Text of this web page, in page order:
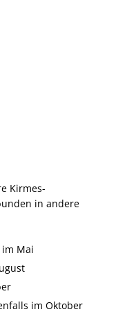
Kirmes-
in andere
Mai
im Oktober